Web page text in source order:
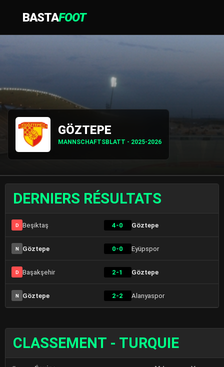
BASTAFOOT
GÖZTEPE
MANNSCHAFTSBLATT - 2025-2026
DERNIERS RÉSULTATS
D Beşiktaş 4-0 Göztepe
N Göztepe 0-0 Eyüpspor
D Başakşehir 2-1 Göztepe
N Göztepe 2-2 Alanyaspor
CLASSEMENT - TURQUIE